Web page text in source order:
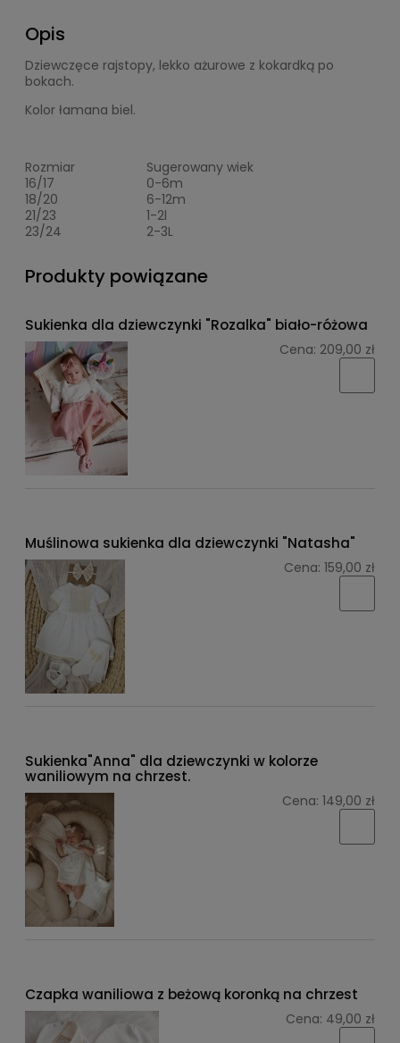
Opis
Dziewczęce rajstopy, lekko ażurowe z kokardką po
bokach.
Kolor łamana biel.
Rozmiar
Sugerowany wiek
16/17
0-6m
18/20
6-12m
21/23
1-2l
23/24
2-3L
Produkty powiązane
Sukienka dla dziewczynki "Rozalka" biało-różowa
Cena: 209,00 zł
Muślinowa sukienka dla dziewczynki "Natasha"
Cena: 159,00 zł
Sukienka"Anna" dla dziewczynki w kolorze
waniliowym na chrzest.
Cena: 149,00 zł
Czapka waniliowa z beżową koronką na chrzest
Cena: 49,00 zł